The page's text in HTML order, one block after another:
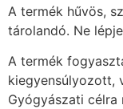
A termék hűvös,
tárolandó. Ne
A termék
kiegyensúlyozott,
Gyógyászati célra